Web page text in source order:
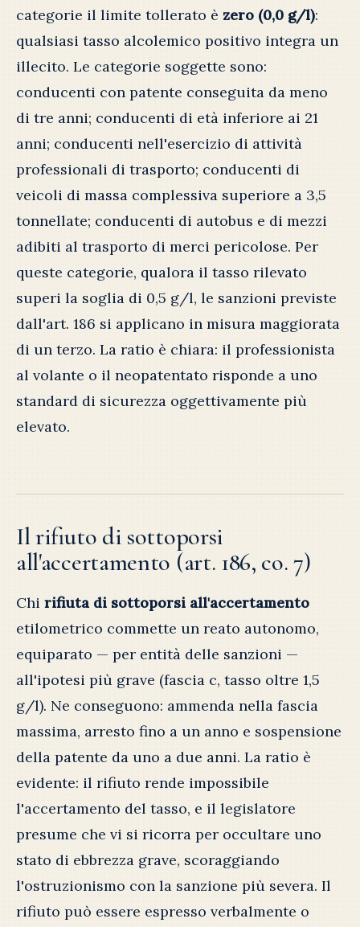
categorie il limite tollerato è zero (0,0 g/l):
qualsiasi tasso alcolemico positivo integra un
illecito. Le categorie soggette sono:
conducenti con patente conseguita da meno
di tre anni; conducenti di età inferiore ai 21
anni; conducenti nell'esercizio di attività
professionali di trasporto; conducenti di
veicoli di massa complessiva superiore a 3,5
tonnellate; conducenti di autobus e di mezzi
adibiti al trasporto di merci pericolose. Per
queste categorie, qualora il tasso rilevato
superi la soglia di 0,5 g/l, le sanzioni previste
dall'art. 186 si applicano in misura maggiorata
di un terzo. La ratio è chiara: il professionista
al volante o il neopatentato risponde a uno
standard di sicurezza oggettivamente più
elevato.
Il rifiuto di sottoporsi
all'accertamento (art. 186, co. 7)
Chi rifiuta di sottoporsi all'accertamento
etilometrico commette un reato autonomo,
equiparato — per entità delle sanzioni —
all'ipotesi più grave (fascia c, tasso oltre 1,5
g/l). Ne conseguono: ammenda nella fascia
massima, arresto fino a un anno e sospensione
della patente da uno a due anni. La ratio è
evidente: il rifiuto rende impossibile
l'accertamento del tasso, e il legislatore
presume che vi si ricorra per occultare uno
stato di ebbrezza grave, scoraggiando
l'ostruzionismo con la sanzione più severa. Il
rifiuto può essere espresso verbalmente o